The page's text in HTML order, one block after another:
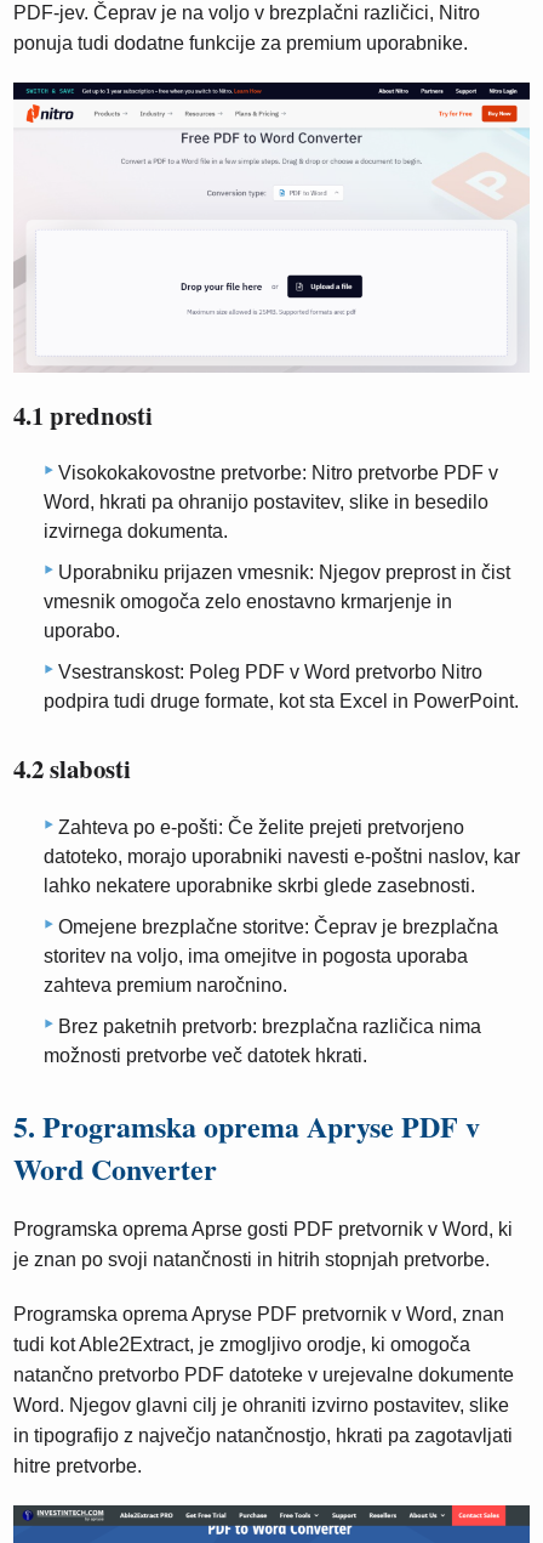
PDF-jev. Čeprav je na voljo v brezplačni različici, Nitro
ponuja tudi dodatne funkcije za premium uporabnike.
4.1 prednosti
Visokokakovostne pretvorbe: Nitro pretvorbe PDF v
Word, hkrati pa ohranijo postavitev, slike in besedilo
izvirnega dokumenta.
Uporabniku prijazen vmesnik: Njegov preprost in čist
vmesnik omogoča zelo enostavno krmarjenje in
uporabo.
Vsestranskost: Poleg PDF v Word pretvorbo Nitro
podpira tudi druge formate, kot sta Excel in PowerPoint.
4.2 slabosti
Zahteva po e-pošti: Če želite prejeti pretvorjeno
datoteko, morajo uporabniki navesti e-poštni naslov, kar
lahko nekatere uporabnike skrbi glede zasebnosti.
Omejene brezplačne storitve: Čeprav je brezplačna
storitev na voljo, ima omejitve in pogosta uporaba
zahteva premium naročnino.
Brez paketnih pretvorb: brezplačna različica nima
možnosti pretvorbe več datotek hkrati.
5. Programska oprema Apryse PDF v
Word Converter
Programska oprema Aprse gosti PDF pretvornik v Word, ki
je znan po svoji natančnosti in hitrih stopnjah pretvorbe.
Programska oprema Apryse PDF pretvornik v Word, znan
tudi kot Able2Extract, je zmogljivo orodje, ki omogoča
natančno pretvorbo PDF datoteke v urejevalne dokumente
Word. Njegov glavni cilj je ohraniti izvirno postavitev, slike
in tipografijo z največjo natančnostjo, hkrati pa zagotavljati
hitre pretvorbe.